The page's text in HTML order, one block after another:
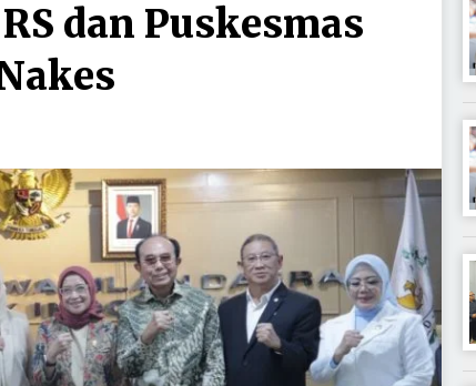
dan Puskesmas